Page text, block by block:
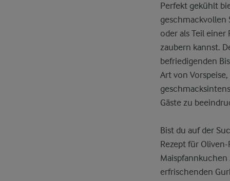
Perfekt gekühlt
geschmackvollen
oder als Teil
zaubern kannst.
befriedigenden
Art von
Gäste zu
Bist du auf der
Rezept für
erfrischenden